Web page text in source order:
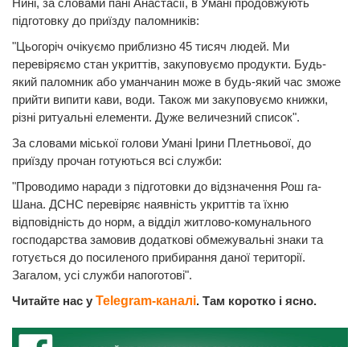
підготовку до приїзду паломників:
"Цьогоріч очікуємо приблизно 45 тисяч людей. Ми
перевіряємо стан укриттів, закуповуємо продукти. Будь-
який паломник або уманчанин може в будь-який час зможе
прийти випити кави, води. Також ми закуповуємо книжки,
різні ритуальні елементи. Дуже величезний список".
За словами міської голови Умані Ірини Плетньової, до
приїзду прочан готуються всі служби:
"Проводимо наради з підготовки до відзначення Рош га-
Шана. ДСНС перевіряє наявність укриттів та їхню
відповідність до норм, а відділ житлово-комунального
господарства замовив додаткові обмежувальні знаки та
готується до посиленого прибирання даної території.
Загалом, усі служби напоготові".
Читайте нас у Telegram-каналі. Там коротко і ясно.